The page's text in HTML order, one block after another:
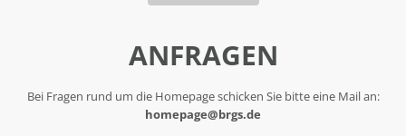
ANFRAGEN
Bei Fragen rund um die Homepage schicken Sie bitte eine Mail an:
homepage@brgs.de